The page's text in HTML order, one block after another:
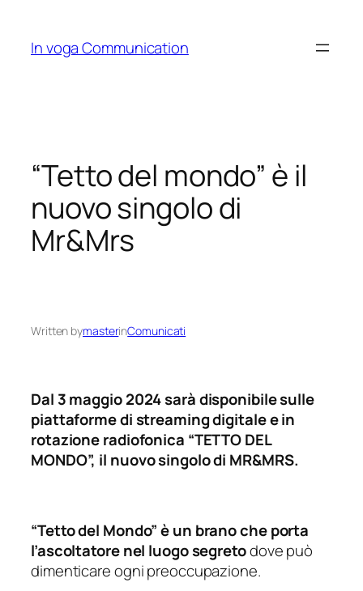
content
In voga Communication
“Tetto del mondo” è il
nuovo singolo di
Mr&Mrs
Written bymasterinComunicati
Dal 3 maggio 2024 sarà disponibile sulle
piattaforme di streaming digitale e in
rotazione radiofonica “TETTO DEL
MONDO”, il nuovo singolo di MR&MRS.
“Tetto del Mondo” è un brano che porta
l’ascoltatore nel luogo segretodove può
dimenticare ogni preoccupazione.